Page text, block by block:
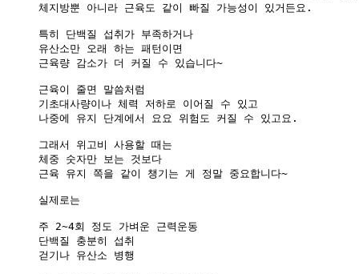
체지방뿐 아니라 근육도 같이 빠질 가능성이 있거든요.
특히 단백질 섭취가 부족하거나
유산소만 오래 하는 패턴이면
근육량 감소가 더 커질 수 있습니다~
근육이 줄면 말씀처럼
기초대사량이나 체력 저하로 이어질 수 있고
나중에 유지 단계에서 요요 위험도 커질 수 있고요.
그래서 위고비 사용할 때는
체중 숫자만 보는 것보다
근육 유지 쪽을 같이 챙기는 게 정말 중요합니다~
실제로는
주 2~4회 정도 가벼운 근력운동
단백질 충분히 섭취
걷기나 유산소 병행